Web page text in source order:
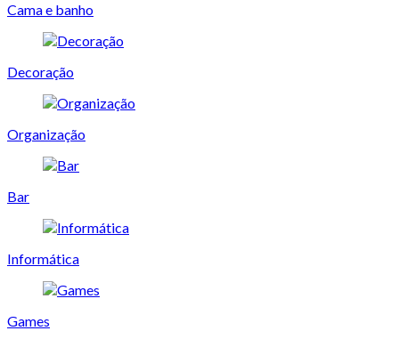
Cama e banho
Decoração
Organização
Bar
Informática
Games